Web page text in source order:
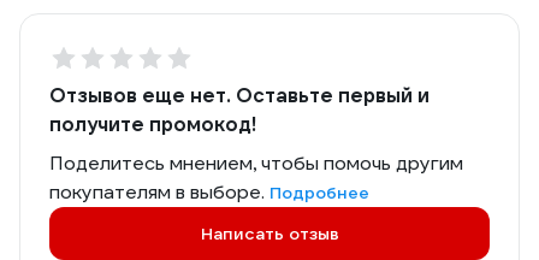
Отзывов еще нет. Оставьте первый и
получите промокод!
Поделитесь мнением, чтобы помочь другим
покупателям в выборе. Подробнее
Написать отзыв